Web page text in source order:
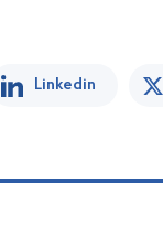
Linkedin